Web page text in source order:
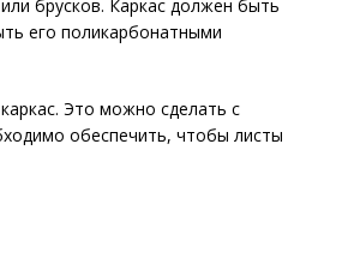
брусков. Каркас должен быть
его поликарбонатными
Это можно сделать с
обеспечить, чтобы листы